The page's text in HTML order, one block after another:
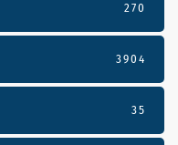
270
3904
35